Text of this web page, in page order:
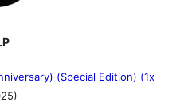
(Special Edition) (1x